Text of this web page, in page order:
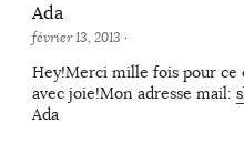
Ada
février 13, 2013 ·
Hey!Merci mille fois pour ce
avec joie!Mon adresse mail:
Ada